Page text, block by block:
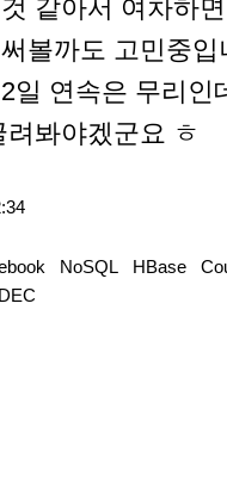
같아서 여차하면
볼까도 고민중입
일 연속은 무리인
봐야겠군요 ㅎ
NoSQL HBase